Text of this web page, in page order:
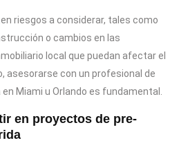
riesgos a considerar, tales como
o cambios en las
local que puedan afectar el
asesorarse con un profesional de
Miami u Orlando es fundamental.
en proyectos de pre-